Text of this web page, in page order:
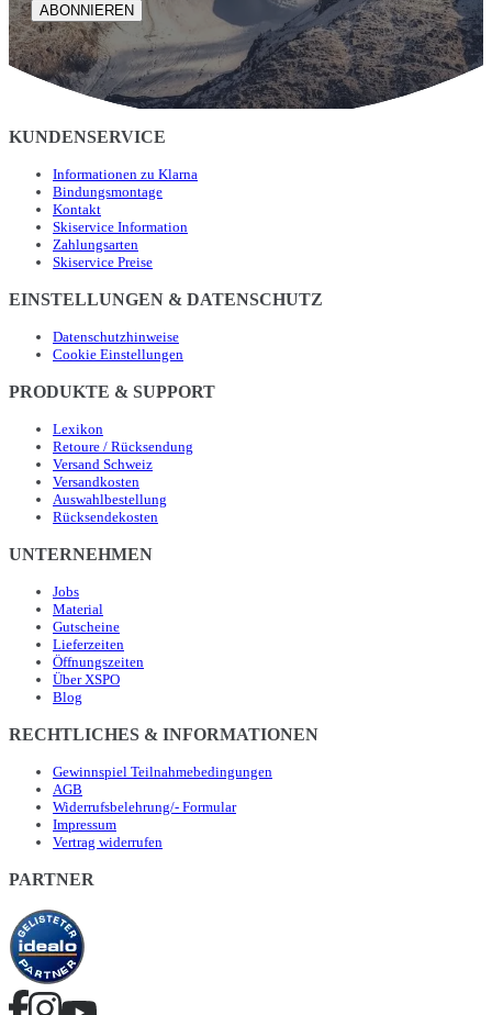
ABONNIEREN
KUNDENSERVICE
Informationen zu Klarna
Bindungsmontage
Kontakt
Skiservice Information
Zahlungsarten
Skiservice Preise
EINSTELLUNGEN & DATENSCHUTZ
Datenschutzhinweise
Cookie Einstellungen
PRODUKTE & SUPPORT
Lexikon
Retoure / Rücksendung
Versand Schweiz
Versandkosten
Auswahlbestellung
Rücksendekosten
UNTERNEHMEN
Jobs
Material
Gutscheine
Lieferzeiten
Öffnungszeiten
Über XSPO
Blog
RECHTLICHES & INFORMATIONEN
Gewinnspiel Teilnahmebedingungen
AGB
Widerrufsbelehrung/- Formular
Impressum
Vertrag widerrufen
PARTNER